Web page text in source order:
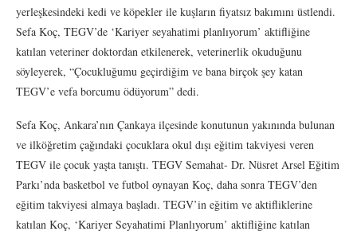
yerleşkesindeki kedi ve köpekler ile kuşların fiyatsız bakımını üstlendi.
Sefa Koç, TEGV’de ‘Kariyer seyahatimi planlıyorum’ aktifliğine
katılan veteriner doktordan etkilenerek, veterinerlik okuduğunu
söyleyerek, “Çocukluğumu geçirdiğim ve bana birçok şey katan
TEGV’e vefa borcumu ödüyorum” dedi.
Sefa Koç, Ankara’nın Çankaya ilçesinde konutunun yakınında bulunan
ve ilköğretim çağındaki çocuklara okul dışı eğitim takviyesi veren
TEGV ile çocuk yaşta tanıştı. TEGV Semahat- Dr. Nüsret Arsel Eğitim
Parkı’nda basketbol ve futbol oynayan Koç, daha sonra TEGV’den
eğitim takviyesi almaya başladı. TEGV’in eğitim ve aktifliklerine
katılan Koç, ‘Kariyer Seyahatimi Planlıyorum’ aktifliğine katılan